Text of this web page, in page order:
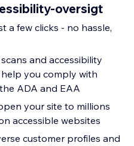
oversigt
a few clicks - no hassle,
and accessibility
you comply with
ADA and EAA
your site to millions
accessible websites
customer profiles and